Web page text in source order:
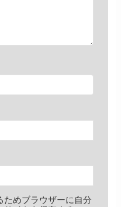
ためブラウザーに自分